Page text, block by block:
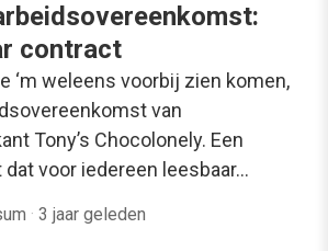
contract
‘m weleens voorbij zien komen,
van
Tony’s Chocolonely. Een
voor iedereen leesbaar…
· 3 jaar geleden